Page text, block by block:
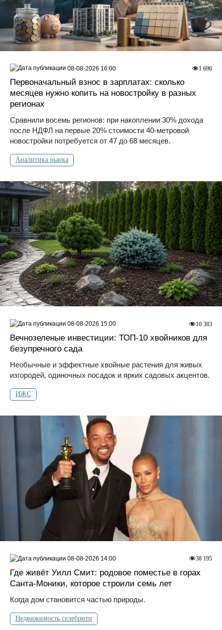
Первоначальный взнос в зарплатах: сколько
месяцев нужно копить на новостройку в разных
регионах
Сравнили восемь регионов: при накоплении 30% дохода
после НДФЛ на первые 20% стоимости 40-метровой
новостройки потребуется от 47 до 68 месяцев.
Аналитика рынка
1 696
08-08-2026 16:00
Вечнозеленые инвестиции: ТОП-10 хвойников для
безупречного сада
Необычные и эффектные хвойные растения для живых
изгородей, одиночных посадок и ярких садовых акцентов.
ИЖС
10 383
08-08-2026 15:00
Где живёт Уилл Смит: родовое поместье в горах
Санта‑Моники, которое строили семь лет
Когда дом становится частью природы.
Недвижимость селебрити
38 195
08-08-2026 14:00